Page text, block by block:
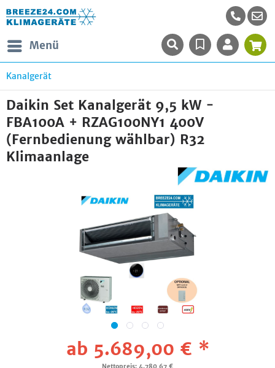
Menü
Kanalgerät
Daikin Set Kanalgerät 9,5 kW -
FBA100A + RZAG100NY1 400V
(Fernbedienung wählbar) R32
Klimaanlage
ab 5.689,00 € *